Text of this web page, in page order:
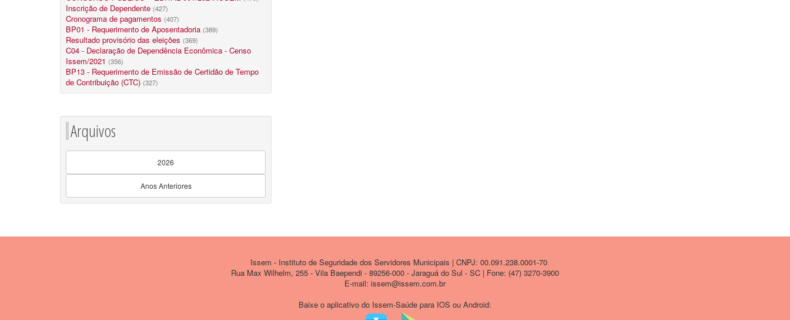
Inscrição de Dependente (427)
Cronograma de pagamentos (407)
BP01 - Requerimento de Aposentadoria (389)
Resultado provisório das eleições (369)
C04 - Declaração de Dependência Econômica - Censo
Issem/2021 (356)
BP13 - Requerimento de Emissão de Certidão de Tempo
de Contribuição (CTC) (327)
Arquivos
2026
Anos Anteriores
Issem - Instituto de Seguridade dos Servidores Municipais | CNPJ: 00.091.238.0001-70
Rua Max Wilhelm, 255 - Vila Baependi - 89256-000 - Jaraguá do Sul - SC | Fone: (47) 3270-3900
E-mail: issem@issem.com.br
Baixe o aplicativo do Issem-Saúde para IOS ou Android: